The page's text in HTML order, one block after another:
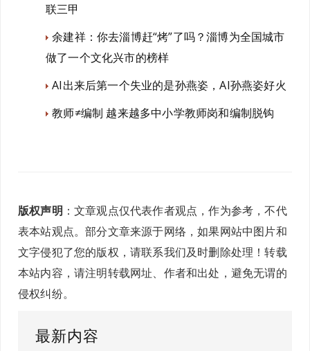
联三甲
余建祥：你去淄博赶“烤”了吗？淄博为全国城市
做了一个文化兴市的榜样
AI出来后第一个失业的是孙燕姿，AI孙燕姿好火
教师≠编制 越来越多中小学教师岗和编制脱钩
版权声明 ：文章观点仅代表作者观点，作为参考，不代
表本站观点。部分文章来源于网络，如果网站中图片和
文字侵犯了您的版权，请联系我们及时删除处理！转载
本站内容，请注明转载网址、作者和出处，避免无谓的
侵权纠纷。
最新内容